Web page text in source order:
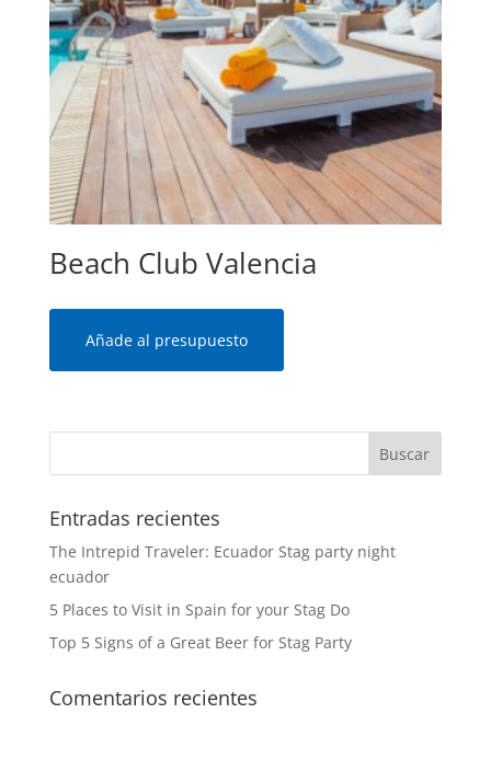
Beach Club Valencia
Añade al presupuesto
Entradas recientes
The Intrepid Traveler: Ecuador Stag party night
ecuador
5 Places to Visit in Spain for your Stag Do
Top 5 Signs of a Great Beer for Stag Party
Comentarios recientes